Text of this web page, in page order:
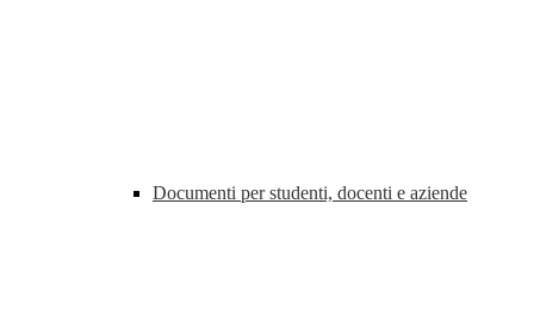
Documenti per studenti, docenti e aziende